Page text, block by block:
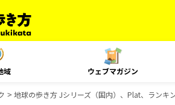
域 ウェブマガジン
地球の歩き方 Jシリーズ（国内）、Plat、ランキ